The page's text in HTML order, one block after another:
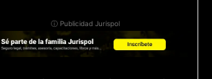
ⓘ Publicidad Jurispol